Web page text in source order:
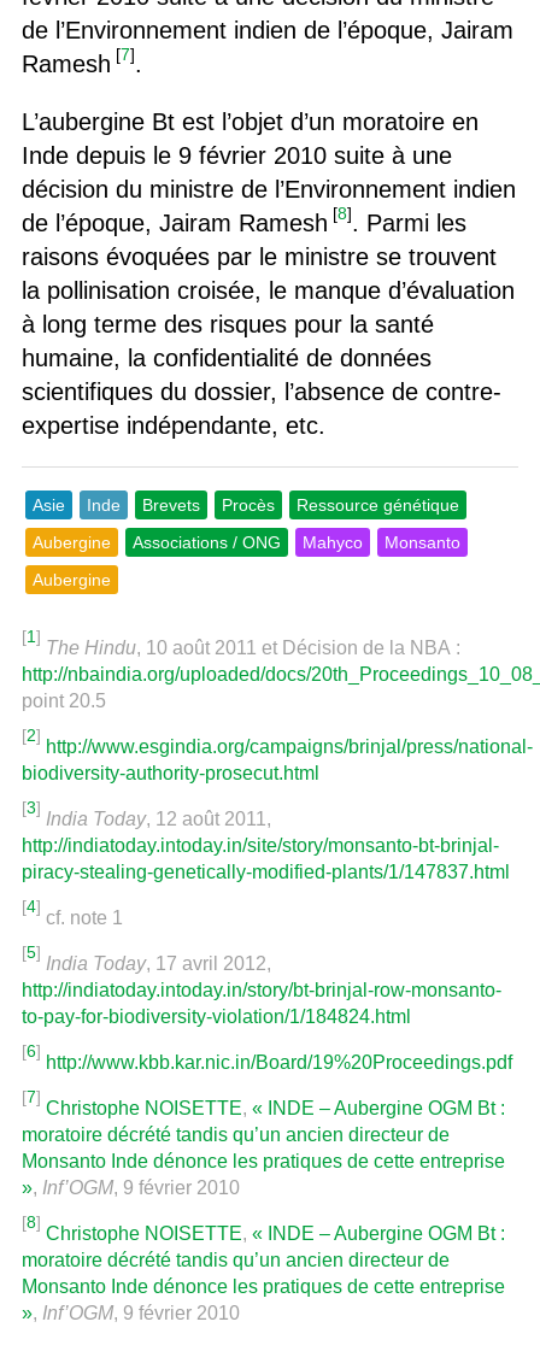
de l’Environnement indien de l’époque, Jairam
Ramesh [7].
L’aubergine Bt est l’objet d’un moratoire en
Inde depuis le 9 février 2010 suite à une
décision du ministre de l’Environnement indien
de l’époque, Jairam Ramesh [8]. Parmi les
raisons évoquées par le ministre se trouvent
la pollinisation croisée, le manque d’évaluation
à long terme des risques pour la santé
humaine, la confidentialité de données
scientifiques du dossier, l’absence de contre-
expertise indépendante, etc.
Asie Inde Brevets Procès
Ressource génétique
Aubergine
Associations / ONG Mahyco
Monsanto
Aubergine
[1]
The Hindu, 10 août 2011 et Décision de la NBA :
http://nbaindia.org/uploaded/docs/
point 20.5
[2]
http://www.esgindia.org/campaigns/brinjal/press/national-
biodiversity-authority-prosecut.html
[3]
India Today, 12 août 2011,
http://indiatoday.intoday.in/site/story/monsanto-bt-brinjal-
piracy-stealing-genetically-modified-plants/1/147837.html
[4]
cf. note 1
[5]
India Today, 17 avril 2012,
http://indiatoday.intoday.in/story/bt-brinjal-row-monsanto-
to-pay-for-biodiversity-violation/1/184824.html
[6]
http://www.kbb.kar.nic.in/Board/19%20Proceedings.pdf
[7]
Christophe NOISETTE, « INDE – Aubergine OGM Bt :
moratoire décrété tandis qu’un ancien directeur de
Monsanto Inde dénonce les pratiques de cette entreprise
», Inf’OGM, 9 février 2010
[8]
Christophe NOISETTE, « INDE – Aubergine OGM Bt :
moratoire décrété tandis qu’un ancien directeur de
Monsanto Inde dénonce les pratiques de cette entreprise
», Inf’OGM, 9 février 2010